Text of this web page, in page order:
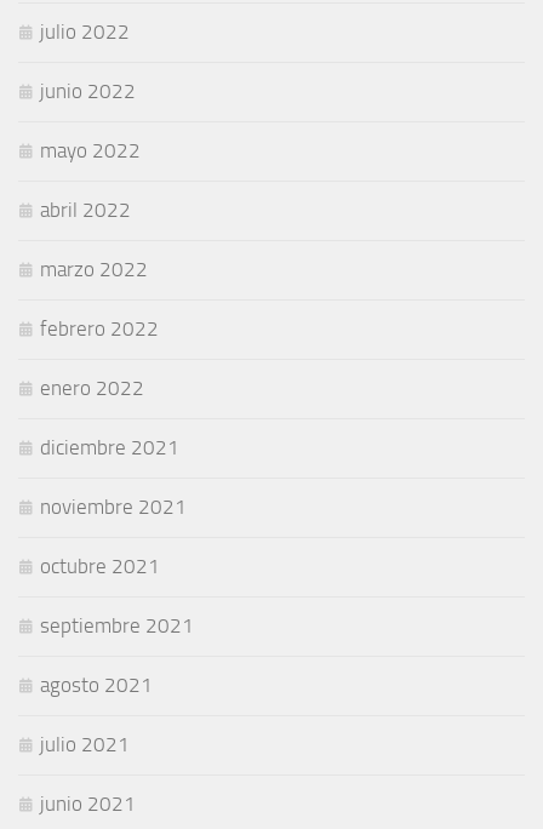
julio 2022
junio 2022
mayo 2022
abril 2022
marzo 2022
febrero 2022
enero 2022
diciembre 2021
noviembre 2021
octubre 2021
septiembre 2021
agosto 2021
julio 2021
junio 2021